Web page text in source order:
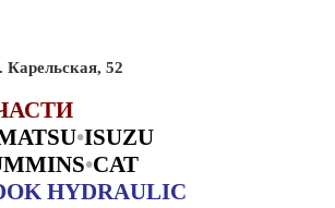
Карельская, 52
•ISUZU
•CAT
HYDRAULIC